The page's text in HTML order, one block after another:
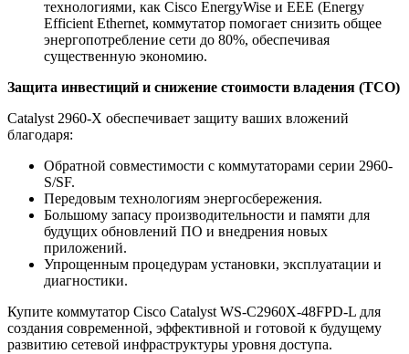
технологиями, как Cisco EnergyWise и EEE (Energy
Efficient Ethernet, коммутатор помогает снизить общее
энергопотребление сети до 80%, обеспечивая
существенную экономию.
Защита инвестиций и снижение стоимости владения (TCO)
Catalyst 2960-X обеспечивает защиту ваших вложений
благодаря:
Обратной совместимости с коммутаторами серии 2960-
S/SF.
Передовым технологиям энергосбережения.
Большому запасу производительности и памяти для
будущих обновлений ПО и внедрения новых
приложений.
Упрощенным процедурам установки, эксплуатации и
диагностики.
Купите коммутатор Cisco Catalyst WS-C2960X-48FPD-L для
создания современной, эффективной и готовой к будущему
развитию сетевой инфраструктуры уровня доступа.